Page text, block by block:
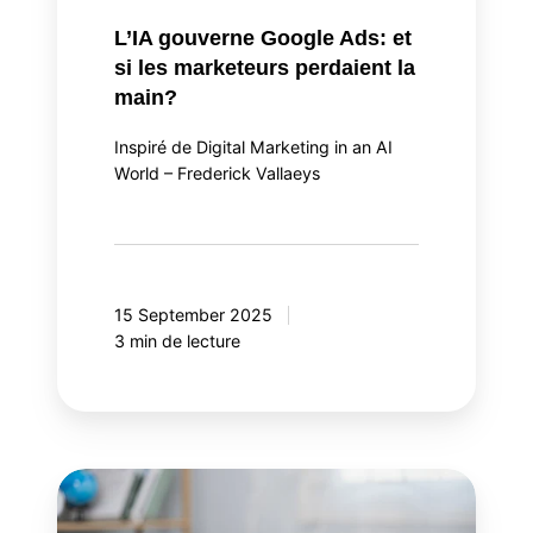
L’IA gouverne Google Ads: et
si les marketeurs perdaient la
main?
Inspiré de Digital Marketing in an AI
World – Frederick Vallaeys
15 September 2025
3 min de lecture
L'ère
de